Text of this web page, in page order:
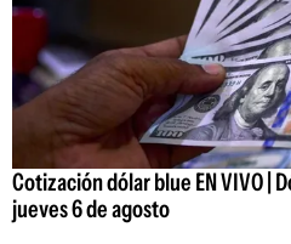
Cotización dólar blue EN VIVO |
jueves 6 de agosto